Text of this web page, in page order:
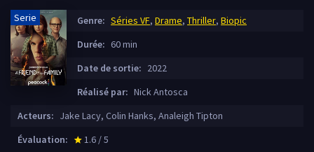
Serie Genre: Séries VF, Drame, Thriller, Biopic
Durée: 60 min
Date de sortie: 2022
Réalisé par: Nick Antosca
Acteurs: Jake Lacy, Colin Hanks, Analeigh Tipton
Évaluation:
star_rate
1.6 / 5